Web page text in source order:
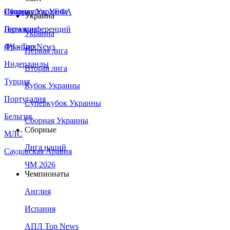
Сборная Украины
Италия
Германия
Франция
Нидерланды
Турция
Португалия
Бельгия
МЛС
Саудовская Аравия
Суперкубок УЕФА
Лига конференций
ЛЧ - Top News
Украина
Украина
Первая лига
Вторая лига
Кубок Украины
Суперкубок Украины
Сборная Украины
Сборные
Лига наций
ЧМ 2026
Чемпионаты
Англия
Испания
АПЛ Top News